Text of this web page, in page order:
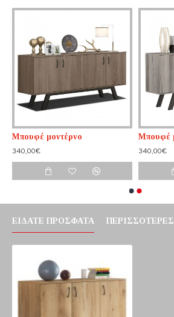
Μπουφέ μοντέρνο
340,00€
Μπουφέ
340,00€
ΕΊΔΑΤΕ ΠΡΌΣΦΑΤΑ